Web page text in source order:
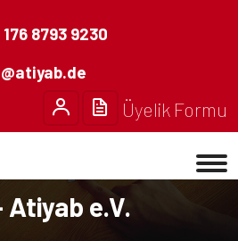
8793 9230
Üyelik Formu
Atiyab e.V.